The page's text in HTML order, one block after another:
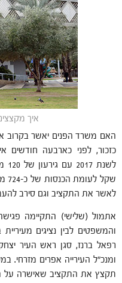
איך מקצצים 120 מיליון
כזכור, לפני כארבעה חודשים
לשנת 2017 עם גירעון של 120 מיליון שקל:
לאשר את התקציב וגם סירב
אתמול (שלישי) התקיימה
והמשפטים לבין נציגים
רפאל ברנז, סגן ראש העיר
ומנכ"ל העירייה אפרים מזרחי.
תקצץ את התקציב שאישרה על